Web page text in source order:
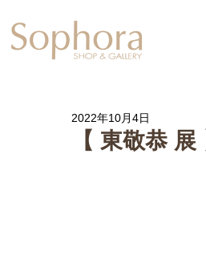
【 東敬恭
2022年10月4日